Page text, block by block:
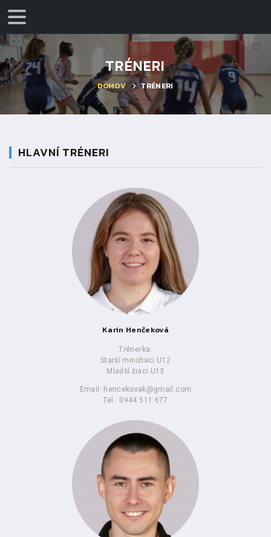
TRÉNERI
DOMOV TRÉNERI
HLAVNÍ TRÉNERI
Karin Henčeková
Trénerka:
Starší minižiaci U12
Mladší žiaci U13
Email: hencekovak@gmail.com
Tel.: 0944 511 677